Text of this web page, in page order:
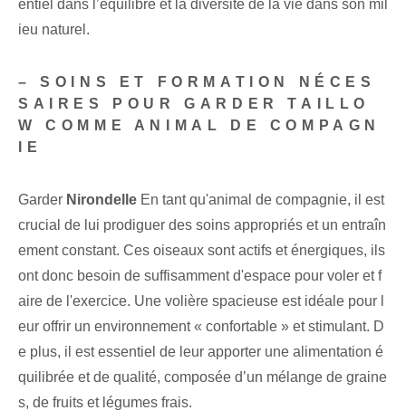
entiel dans l’équilibre et la diversité de la vie dans son mil
ieu naturel.
– SOINS ET FORMATION NÉCES
SAIRES POUR GARDER TAILLO
W COMME ANIMAL DE COMPAGN
IE
Garder Nirondelle En tant qu'animal de compagnie, il est
crucial de lui prodiguer des soins appropriés et un entraîn
ement constant. Ces oiseaux sont actifs et énergiques, ils
ont donc besoin de suffisamment d'espace pour voler et f
aire de l'exercice. Une volière spacieuse est idéale pour l
eur offrir un environnement « confortable » et stimulant. D
e plus, il est essentiel de leur apporter une alimentation é
quilibrée et de qualité, composée d’un mélange de graine
s, de fruits et légumes frais.